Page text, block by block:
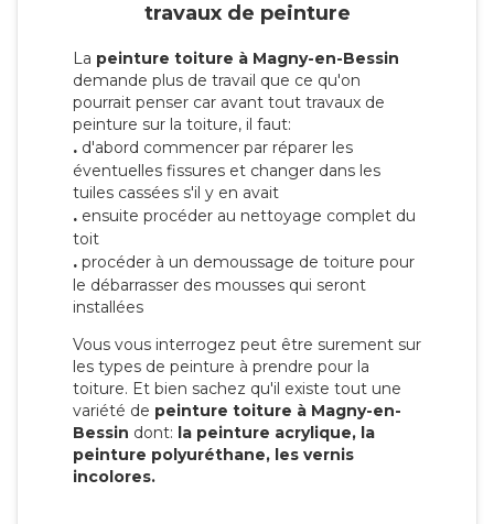
travaux de peinture
La peinture toiture à Magny-en-Bessin
demande plus de travail que ce qu'on
pourrait penser car avant tout travaux de
peinture sur la toiture, il faut:
. d'abord commencer par réparer les
éventuelles fissures et changer dans les
tuiles cassées s'il y en avait
. ensuite procéder au nettoyage complet du
toit
. procéder à un demoussage de toiture pour
le débarrasser des mousses qui seront
installées
Vous vous interrogez peut être surement sur
les types de peinture à prendre pour la
toiture. Et bien sachez qu'il existe tout une
variété de peinture toiture à Magny-en-
Bessin dont: la peinture acrylique, la
peinture polyuréthane, les vernis
incolores.